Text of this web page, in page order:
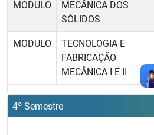
MODULO
MECÂNICA DOS
SÓLIDOS
MODULO
TECNOLOGIA E
FABRICAÇÃO
MECÂNICA I E II
4º Semestre